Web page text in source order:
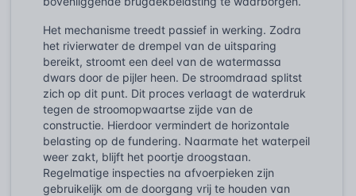
Het mechanisme treedt passief in werking. Zodra
het rivierwater de drempel van de uitsparing
bereikt, stroomt een deel van de watermassa
dwars door de pijler heen. De stroomdraad splitst
zich op dit punt. Dit proces verlaagt de waterdruk
tegen de stroomopwaartse zijde van de
constructie. Hierdoor vermindert de horizontale
belasting op de fundering. Naarmate het waterpeil
weer zakt, blijft het poortje droogstaan.
Regelmatige inspecties na afvoerpieken zijn
gebruikelijk om de doorgang vrij te houden van